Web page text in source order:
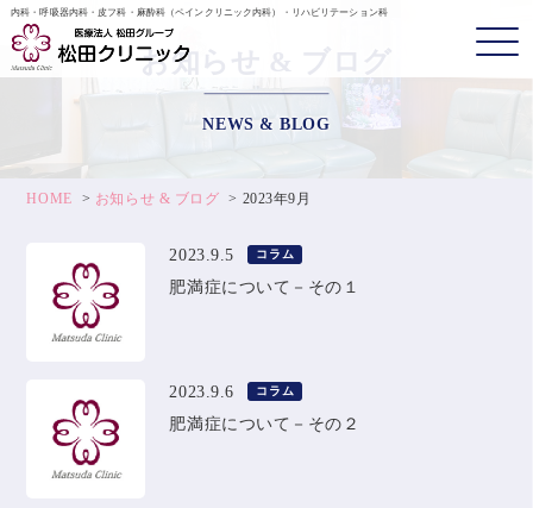
内科・呼吸器内科・皮フ科・麻酔科（ペインクリニック内科）・リハビリテーション科
お知らせ & ブログ
NEWS & BLOG
HOME お知らせ & ブログ 2023年9月
2023.9.5 コラム
肥満症について－その１
2023.9.6 コラム
肥満症について－その２